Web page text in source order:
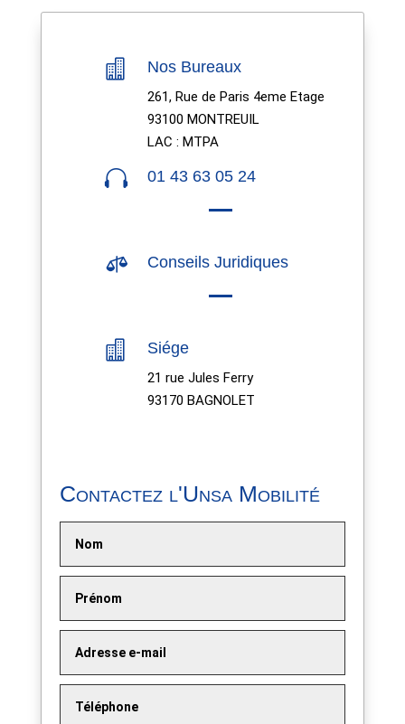
 Nos Bureaux
261, Rue de Paris 4eme Etage
93100 MONTREUIL
LAC : MTPA
 01 43 63 05 24
 Conseils Juridiques
 Siége
21 rue Jules Ferry
93170 BAGNOLET
Contactez l'Unsa Mobilité